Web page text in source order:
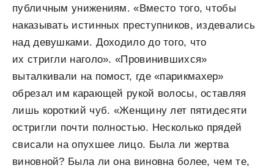
публичным унижениям. «Вместо того, чтобы
наказывать истинных преступников, издевались
над девушками. Доходило до того, что
их стригли наголо». «Провинившихся»
выталкивали на помост, где «парикмахер»
обрезал им карающей рукой волосы, оставляя
лишь короткий чуб. «Женщину лет пятидесяти
остригли почти полностью. Несколько прядей
свисали на опухшее лицо. Была ли жертва
виновной? Была ли она виновна более, чем те,